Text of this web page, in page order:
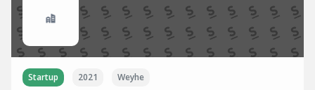
Startup 2021 Weyhe